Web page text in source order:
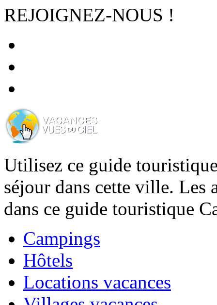
REJOIGNEZ-NOUS !
Utilisez ce guide
séjour dans cette ville. Les
dans ce guide touristique
Campings
Hôtels
Locations vacances